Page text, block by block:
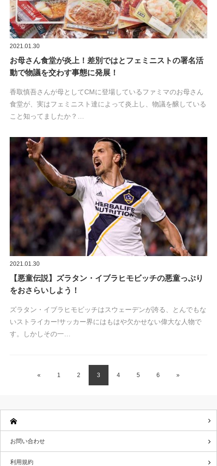
2021.01.30
お母さん食堂が炎上！差別ではとフェミニストの署名活
動で物議を交わす事態に発展！
香取慎吾さんが母としてCMに登場しているファミマのお母さん
食堂が、実はフェミニスト達によって炎上し、物議を醸している
こと知ってましたか？…
2021.01.30
【悪童伝説】ズラタン・イブラヒモビッチの悪童っぷり
をおさらいしよう！
ズラタン・イブラヒモビッチはスウェーデンが誇る、とんでもな
いストライカー!サッカー界にはもはや欠かせない偉大な人物で
す。しかしその一…
« 1 2 3 4 5 6 »
お問い合わせ
利用規約